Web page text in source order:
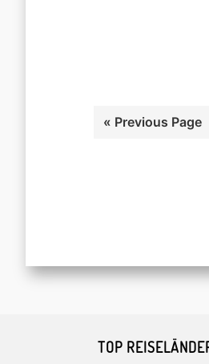
« Go
Previous Page
TOP